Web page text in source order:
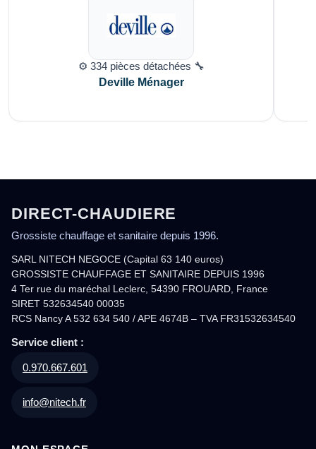
⚙️ 334 pièces détachées 🔧
Deville Ménager
DIRECT-CHAUDIERE
Grossiste chauffage et sanitaire depuis 1996.
SARL NITECH NEGOCE (Capital 63 140 euros)
GROSSISTE CHAUFFAGE ET SANITAIRE DEPUIS 1996
4 Ter rue du maréchal Leclerc, 54390 FROUARD, France
SIRET 532634540 00035
RCS Nancy A 532 634 540 / APE 4674B – TVA FR31532634540
Service client :
0.970.667.601
info@nitech.fr